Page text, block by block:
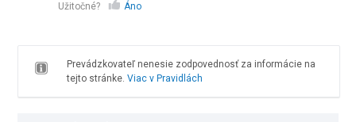
Užitočné? Áno
Prevádzkovateľ nenesie zodpovednosť za informácie na
tejto stránke. Viac v Pravidlách